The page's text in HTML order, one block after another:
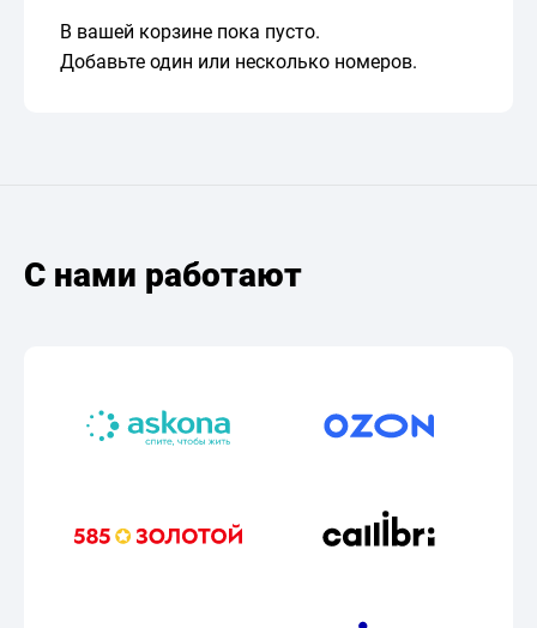
В вашей корзине пока пусто.
Добавьте один или несколько номеров.
С нами работают